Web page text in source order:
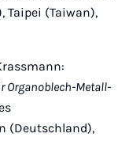
Taipei (Taiwan),
Organoblech-Metall-
(Deutschland),